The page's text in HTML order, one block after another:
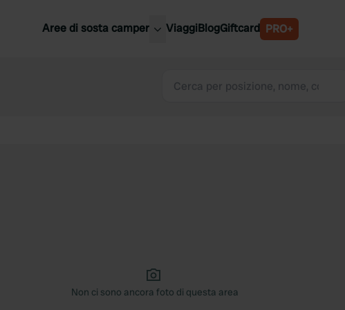
Aree di sosta camper
Slovenia
ViaggiBlogGiftcard PRO+
Non ci sono ancora foto di questa area